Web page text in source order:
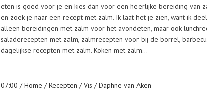
eten is goed voor je en kies dan voor een heerlijke bereiding van
en zoek je naar een recept met zalm. Ik laat het je zien, want ik
alleen bereidingen met zalm voor het avondeten, maar ook
saladerecepten met zalm, zalmrecepten voor bij de borrel,
dagelijkse recepten met zalm. Koken met zalm...
07:00 /Home /Recepten /Vis / Daphne van Aken